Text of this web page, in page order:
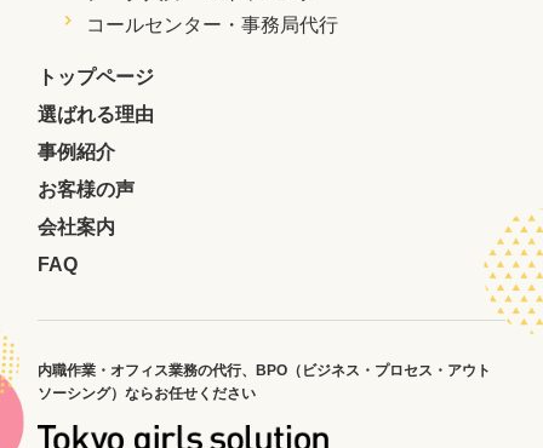
コールセンター・事務局代行
トップページ
選ばれる理由
事例紹介
お客様の声
会社案内
FAQ
内職作業・オフィス業務の代行、BPO（ビジネス・プロセス・アウト
ソーシング）ならお任せください